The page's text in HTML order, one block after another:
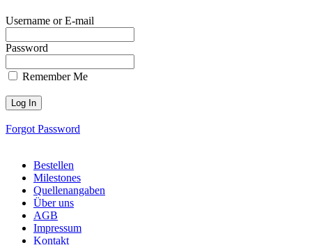
Username or E-mail
Password
Remember Me
Forgot Password
Bestellen
Milestones
Quellenangaben
Über uns
AGB
Impressum
Kontakt